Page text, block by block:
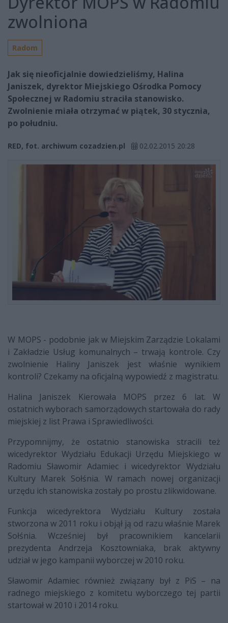
zwolniona
Radom
Jak się nieoficjalnie dowiedzieliśmy, Halina
Janiszek, dyrektor Miejskiego Ośrodka Pomocy
Społecznej w Radomiu straciła stanowisko.
Zwolnienie miała otrzymać w piątek, 30 stycznia,
po południu.
RED, fot. archiwum cozadzien.pl 02.02.2015 20:28
W MOPS - podobnie jak w Miejskim Zarządzie Lokalami
i Zakładzie Usług komunalnych – trwają kontrole. Czy
zwolnienie Haliny Janiszek jest właśnie wynikiem
kontroli? Czekamy na oficjalną wypowiedź z magistratu.
Halina Janiszek Kierowała MOPS przez 6 lat. W
ostatnich wyborach samorządowych startowała do rady
miejskiej z list Prawa i Sprawiedliwości.
Przypomnijmy, że ostatnio stanowiska stracili też
wicedyrektor Wydziału Edukacji Urzędu Miejskiego w
Radomiu Sławomir Adamiec i wicedyrektor Wydziału
Kultury Marek Sołśnia. W ramach nowej organizacji
urzędu ich stanowiska zostały po prostu zlikwidowane.
Funkcja wicedyrektora Wydziału Kultury została
stworzona w 2011 roku i objął ją od razu właśnie Marek
Sołśnia. Wcześniej był pracownikiem kancelarii
prezydenta Andrzeja Kosztowniaka, brak aktywny
udział w jego kampanii wyborczej w 2010 roku.
Sławomir Adamiec również związany był z PiS – na
radnego miejskiego z komitetu wyborczego tej partii
startował w 2010 i 2014 roku.